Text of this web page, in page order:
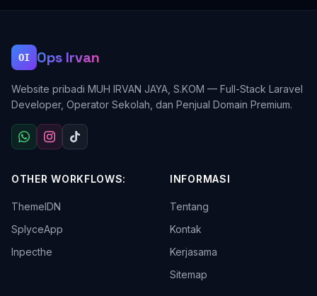
OI Ops Irvan
Website pribadi MUH IRVAN JAYA, S.KOM — Full-Stack Laravel
Developer, Operator Sekolah, dan Penjual Domain Premium.
OTHER WORKFLOWS:
ThemeIDN
SplyceApp
Inpecthe
INFORMASI
Tentang
Kontak
Kerjasama
Sitemap